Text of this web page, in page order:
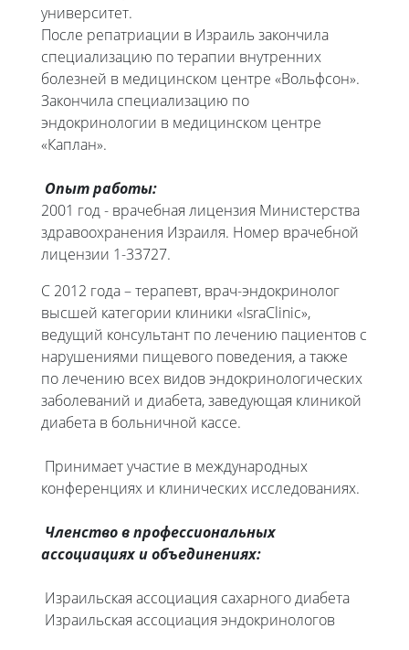
университет.
После репатриации в Израиль закончила
специализацию по терапии внутренних
болезней в медицинском центре «Вольфсон».
Закончила специализацию по
эндокринологии в медицинском центре
«Каплан».
Опыт работы:
2001 год - врачебная лицензия Министерства
здравоохранения Израиля. Номер врачебной
лицензии 1-33727.
С 2012 года – терапевт, врач-эндокринолог
высшей категории клиники «IsraClinic»,
ведущий консультант по лечению пациентов с
нарушениями пищевого поведения, а также
по лечению всех видов эндокринологических
заболеваний и диабета, заведующая клиникой
диабета в больничной кассе.
Принимает участие в международных
конференциях и клинических исследованиях.
Членство в профессиональных
ассоциациях и объединениях:
Израильская ассоциация сахарного диабета
Израильская ассоциация эндокринологов